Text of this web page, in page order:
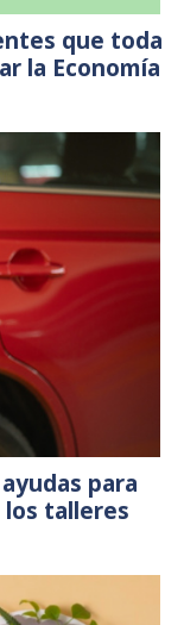
que toda
la Economía
para
talleres